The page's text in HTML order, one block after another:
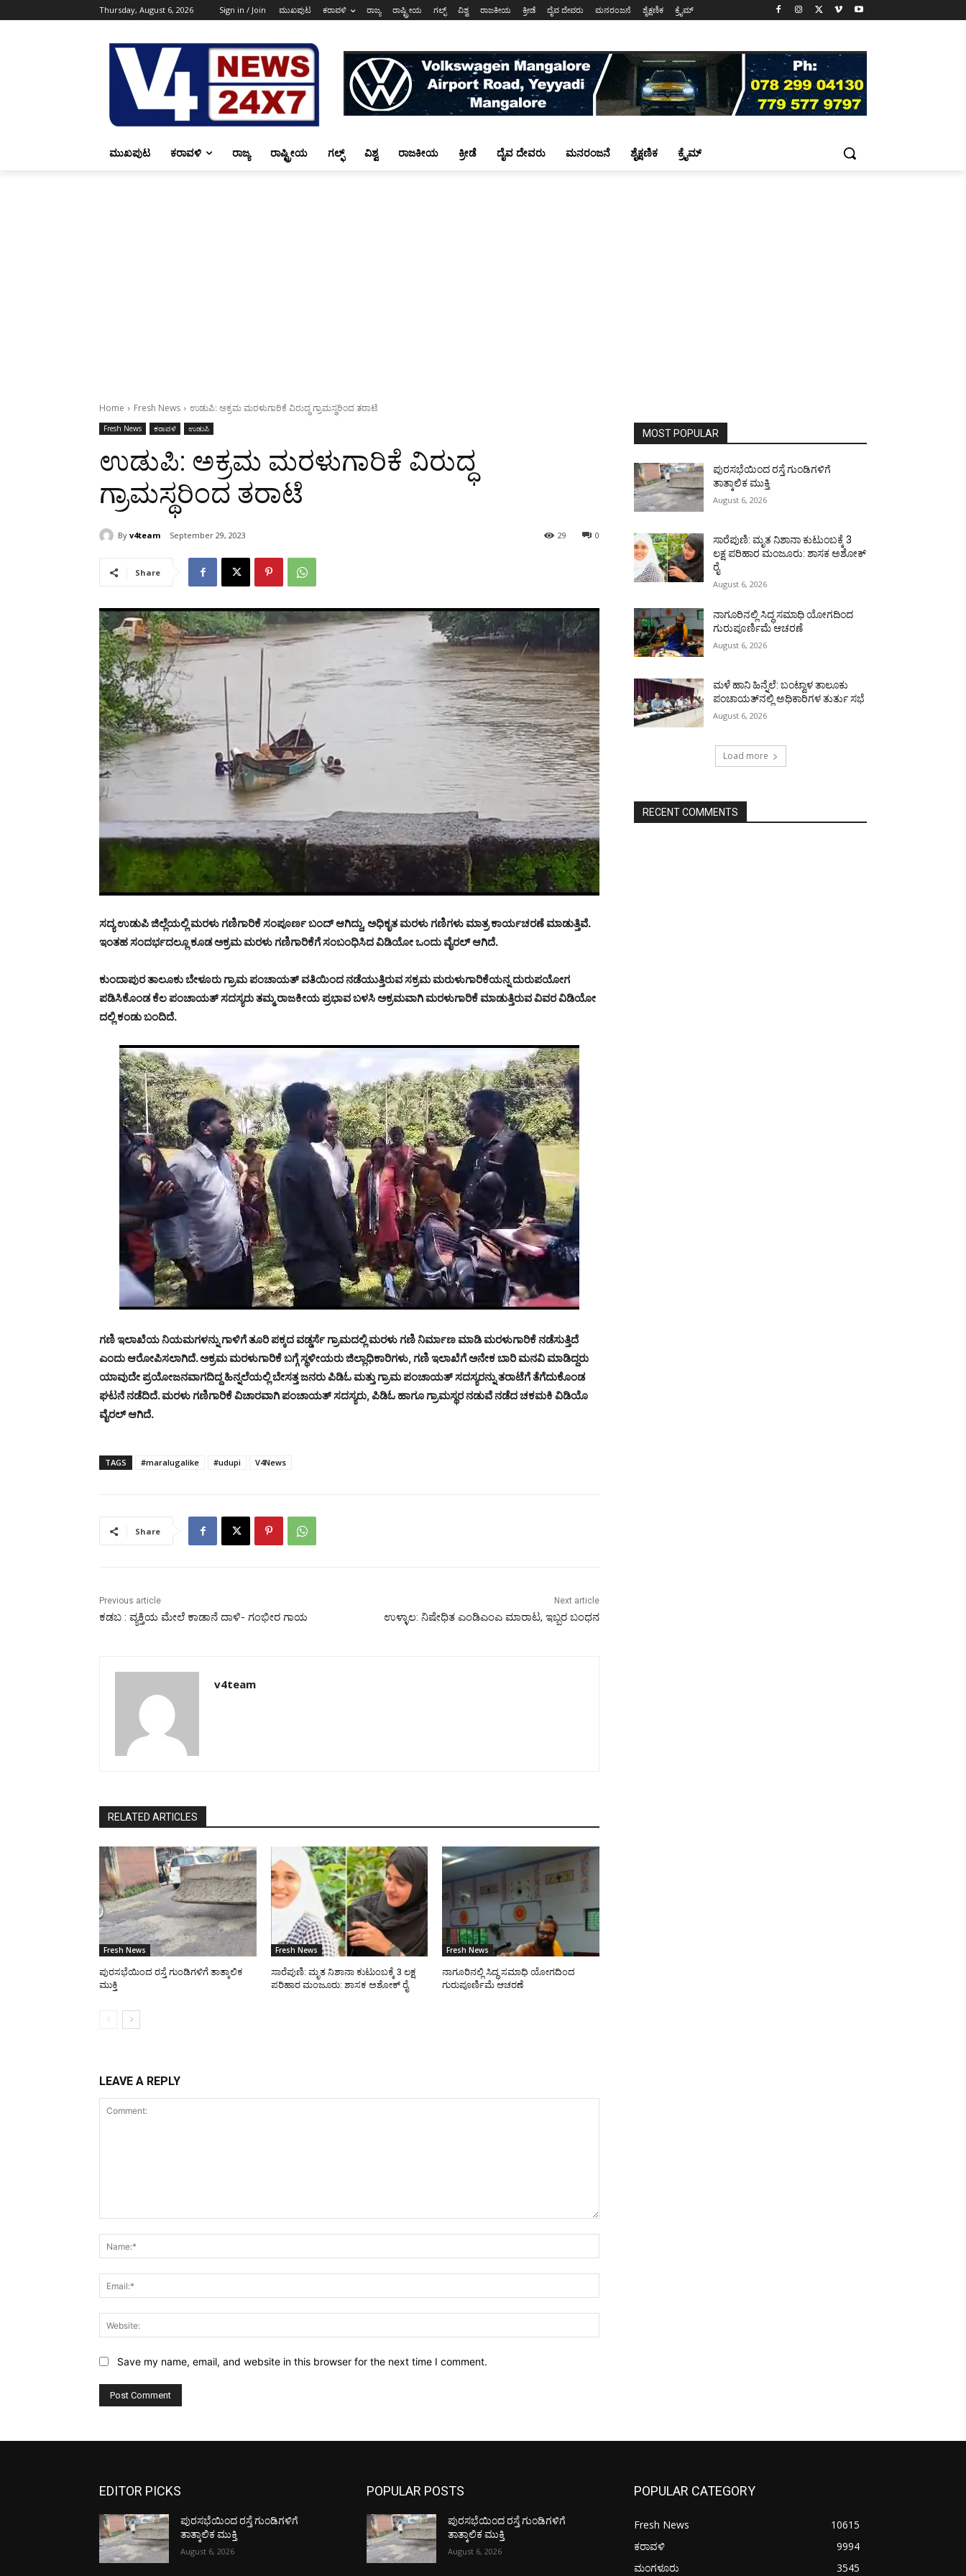
Thursday, August 6, 2026 Sign in / Join ಮುಖಪುಟ ಕರಾವಳಿ ರಾಜ್ಯ ರಾಷ್ಟ್ರೀಯ ಗಲ್ಫ್ ವಿಶ್ವ ರಾಜಕೀಯ ಕ್ರೀಡೆ ದೈವ ದೇವರು ಮನರಂಜನೆ ಶೈಕ್ಷಣಿಕ ಕ್ರೈಮ್
ಮುಖಪುಟ ಕರಾವಳಿ ರಾಜ್ಯ ರಾಷ್ಟ್ರೀಯ ಗಲ್ಫ್ ವಿಶ್ವ ರಾಜಕೀಯ ಕ್ರೀಡೆ ದೈವ ದೇವರು ಮನರಂಜನೆ ಶೈಕ್ಷಣಿಕ ಕ್ರೈಮ್
Home Fresh News ಉಡುಪಿ: ಅಕ್ರಮ ಮರಳುಗಾರಿಕೆ ವಿರುದ್ಧ ಗ್ರಾಮಸ್ಥರಿಂದ ತರಾಟೆ
Fresh News ಕರಾವಳಿ ಉಡುಪಿ
ಉಡುಪಿ: ಅಕ್ರಮ ಮರಳುಗಾರಿಕೆ ವಿರುದ್ಧ
ಗ್ರಾಮಸ್ಥರಿಂದ ತರಾಟೆ
By v4team September 29, 2023 0
29
Share
ಸದ್ಯ ಉಡುಪಿ ಜಿಲ್ಲೆಯಲ್ಲಿ ಮರಳು ಗಣಿಗಾರಿಕೆ ಸಂಪೂರ್ಣ ಬಂದ್ ಆಗಿದ್ದು, ಅಧಿಕೃತ ಮರಳು ಗಣಿಗಳು ಮಾತ್ರ ಕಾರ್ಯಚರಣೆ ಮಾಡುತ್ತಿವೆ.
ಇಂತಹ ಸಂದರ್ಭದಲ್ಲೂ ಕೂಡ ಅಕ್ರಮ ಮರಳು ಗಣಿಗಾರಿಕೆಗೆ ಸಂಬಂಧಿಸಿದ ವಿಡಿಯೋ ಒಂದು ವೈರಲ್ ಆಗಿದೆ.
ಕುಂದಾಪುರ ತಾಲೂಕು ಬೇಳೂರು ಗ್ರಾಮ ಪಂಚಾಯತ್ ವತಿಯಿಂದ ನಡೆಯುತ್ತಿರುವ ಸಕ್ರಮ ಮರುಳುಗಾರಿಕೆಯನ್ನ ದುರುಪಯೋಗ
ಪಡಿಸಿಕೊಂಡ ಕೆಲ ಪಂಚಾಯತ್ ಸದಸ್ಯರು ತಮ್ಮ ರಾಜಕೀಯ ಪ್ರಭಾವ ಬಳಸಿ ಅಕ್ರಮವಾಗಿ ಮರಳುಗಾರಿಕೆ ಮಾಡುತ್ತಿರುವ ವಿವರ ವಿಡಿಯೋ
ದಲ್ಲಿ ಕಂಡು ಬಂದಿದೆ.
ಗಣಿ ಇಲಾಖೆಯ ನಿಯಮಗಳನ್ನು ಗಾಳಿಗೆ ತೂರಿ ಪಕ್ಕದ ವಡ್ಡರ್ಸೆ ಗ್ರಾಮದಲ್ಲಿ ಮರಳು ಗಣಿ ನಿರ್ಮಾಣ ಮಾಡಿ ಮರಳುಗಾರಿಕೆ ನಡೆಸುತ್ತಿದೆ
ಎಂದು ಆರೋಪಿಸಲಾಗಿದೆ. ಅಕ್ರಮ ಮರಳುಗಾರಿಕೆ ಬಗ್ಗೆ ಸ್ಥಳೀಯರು ಜಿಲ್ಲಾಧಿಕಾರಿಗಳು, ಗಣಿ ಇಲಾಖೆಗೆ ಅನೇಕ ಬಾರಿ ಮನವಿ ಮಾಡಿದ್ದರು
ಯಾವುದೇ ಪ್ರಯೋಜನವಾಗದಿದ್ದ ಹಿನ್ನಲೆಯಲ್ಲಿ ಬೇಸತ್ತ ಜನರು ಪಿಡಿಓ ಮತ್ತು ಗ್ರಾಮ ಪಂಚಾಯತ್ ಸದಸ್ಯರನ್ನು ತರಾಟೆಗೆ ತೆಗೆದುಕೊಂಡ
ಘಟನೆ ನಡೆದಿದೆ. ಮರಳು ಗಣಿಗಾರಿಕೆ ವಿಚಾರವಾಗಿ ಪಂಚಾಯತ್ ಸದಸ್ಯರು, ಪಿಡಿಓ ಹಾಗೂ ಗ್ರಾಮಸ್ಥರ ನಡುವೆ ನಡೆದ ಚಕಮಕಿ ವಿಡಿಯೊ
ವೈರಲ್ ಆಗಿದೆ.
TAGS #maralugalike #udupi V4News
Share
Previous article
ಕಡಬ : ವ್ಯಕ್ತಿಯ ಮೇಲೆ ಕಾಡಾನೆ ದಾಳಿ- ಗಂಭೀರ ಗಾಯ
Next article
ಉಳ್ಳಾಲ: ನಿಷೇಧಿತ ಎಂಡಿಎಂಎ ಮಾರಾಟ, ಇಬ್ಬರ ಬಂಧನ
v4team
RELATED ARTICLES
Fresh News
ಪುರಸಭೆಯಿಂದ ರಸ್ತೆ ಗುಂಡಿಗಳಿಗೆ ತಾತ್ಕಾಲಿಕ
ಮುಕ್ತಿ
Fresh News
ಸಾರೆಪುಣಿ: ಮೃತ ನಿಶಾನಾ ಕುಟುಂಬಕ್ಕೆ 3 ಲಕ್ಷ
ಪರಿಹಾರ ಮಂಜೂರು: ಶಾಸಕ ಅಶೋಕ್ ರೈ
Fresh News
ನಾಗೂರಿನಲ್ಲಿ ಸಿದ್ಧ ಸಮಾಧಿ ಯೋಗದಿಂದ
ಗುರುಪೂರ್ಣಿಮೆ ಆಚರಣೆ
LEAVE A REPLY
Save my name, email, and website in this browser for the next time I comment.
MOST POPULAR
ಪುರಸಭೆಯಿಂದ ರಸ್ತೆ ಗುಂಡಿಗಳಿಗೆ
ತಾತ್ಕಾಲಿಕ ಮುಕ್ತಿ
August 6, 2026
ಸಾರೆಪುಣಿ: ಮೃತ ನಿಶಾನಾ ಕುಟುಂಬಕ್ಕೆ 3
ಲಕ್ಷ ಪರಿಹಾರ ಮಂಜೂರು: ಶಾಸಕ ಅಶೋಕ್
ರೈ
August 6, 2026
ನಾಗೂರಿನಲ್ಲಿ ಸಿದ್ಧ ಸಮಾಧಿ ಯೋಗದಿಂದ
ಗುರುಪೂರ್ಣಿಮೆ ಆಚರಣೆ
August 6, 2026
ಮಳೆ ಹಾನಿ ಹಿನ್ನೆಲೆ: ಬಂಟ್ವಾಳ ತಾಲೂಕು
ಪಂಚಾಯತ್‌ನಲ್ಲಿ ಅಧಿಕಾರಿಗಳ ತುರ್ತು ಸಭೆ
August 6, 2026
Load more
RECENT COMMENTS
EDITOR PICKS
ಪುರಸಭೆಯಿಂದ ರಸ್ತೆ ಗುಂಡಿಗಳಿಗೆ
ತಾತ್ಕಾಲಿಕ ಮುಕ್ತಿ
August 6, 2026
POPULAR POSTS
ಪುರಸಭೆಯಿಂದ ರಸ್ತೆ ಗುಂಡಿಗಳಿಗೆ
ತಾತ್ಕಾಲಿಕ ಮುಕ್ತಿ
August 6, 2026
POPULAR CATEGORY
Fresh News
10615
ಕರಾವಳಿ
9994
ಮಂಗಳೂರು
3545